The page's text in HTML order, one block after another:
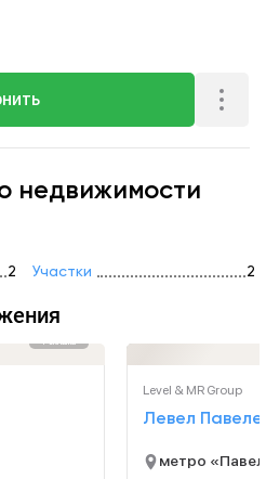
недвижимости
2 Участки 2
Level & MR Group
Левел
метро